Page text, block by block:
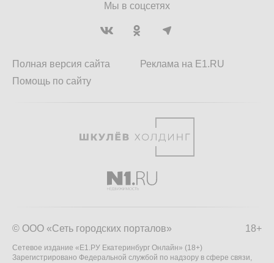
Мы в соцсетях
Полная версия сайта
Помощь по сайту
Реклама на E1.RU
18+
© ООО «Сеть городских порталов»
Сетевое издание «Е1.РУ Екатеринбург Онлайн» (18+)
Зарегистрировано Федеральной службой по надзору в сфере связи,